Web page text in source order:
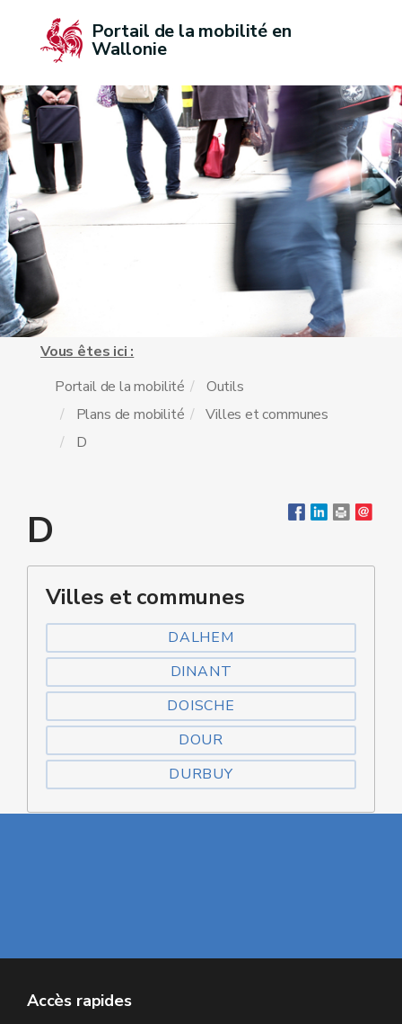
Portail de la mobilité en
Wallonie
Vous êtes ici :
Portail de la mobilité
Outils
Plans de mobilité
Villes et communes
D
D
Villes et communes
DALHEM
DINANT
DOISCHE
DOUR
DURBUY
Accès rapides